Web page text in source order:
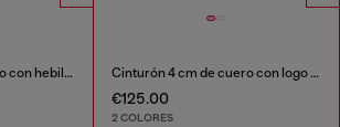
Cinturón 4 cm de cuero con hebilla mate Oval D Cinturón 4 cm de cuero con logo grabado
€125.00
2 COLORES